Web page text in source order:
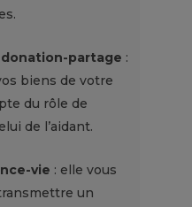
partage :
biens de votre
du rôle de
de l’aidant.
vie : elle vous
un